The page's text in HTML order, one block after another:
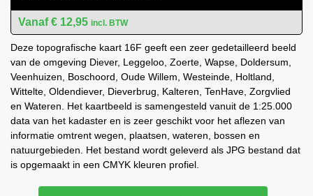
€ 12,95 incl. BTW
Deze topografische kaart 16F geeft een zeer gedetailleerd beeld
van de omgeving Diever, Leggeloo, Zoerte, Wapse, Doldersum,
Veenhuizen, Boschoord, Oude Willem, Westeinde, Holtland,
Wittelte, Oldendiever, Dieverbrug, Kalteren, TenHave, Zorgvlied
en Wateren. Het kaartbeeld is samengesteld vanuit de 1:25.000
data van het kadaster en is zeer geschikt voor het aflezen van
informatie omtrent wegen, plaatsen, wateren, bossen en
natuurgebieden. Het bestand wordt geleverd als JPG bestand dat
is opgemaakt in een CMYK kleuren profiel.